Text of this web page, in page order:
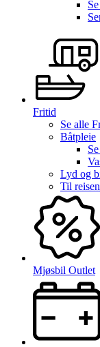
Fritid
Se alle
Båtpleie
Lyd og
Til reisen
Mjøsbil Outlet